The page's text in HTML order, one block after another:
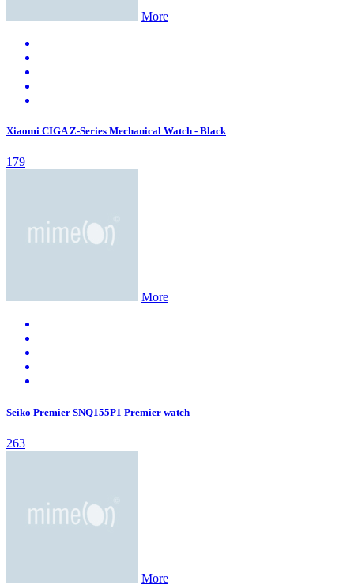
More
Xiaomi CIGA Z-Series Mechanical Watch - Black
179
More
Seiko Premier SNQ155P1 Premier watch
263
More